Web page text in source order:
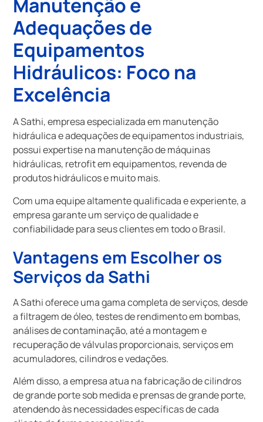
Manutenção e
Adequações de
Equipamentos
Hidráulicos: Foco na
Excelência
A Sathi, empresa especializada em manutenção
hidráulica e adequações de equipamentos industriais,
possui expertise na manutenção de máquinas
hidráulicas, retrofit em equipamentos, revenda de
produtos hidráulicos e muito mais.
Com uma equipe altamente qualificada e experiente, a
empresa garante um serviço de qualidade e
confiabilidade para seus clientes em todo o Brasil.
Vantagens em Escolher os
Serviços da Sathi
A Sathi oferece uma gama completa de serviços, desde
a filtragem de óleo, testes de rendimento em bombas,
análises de contaminação, até a montagem e
recuperação de válvulas proporcionais, serviços em
acumuladores, cilindros e vedações.
Além disso, a empresa atua na fabricação de cilindros
de grande porte sob medida e prensas de grande porte,
atendendo às necessidades específicas de cada